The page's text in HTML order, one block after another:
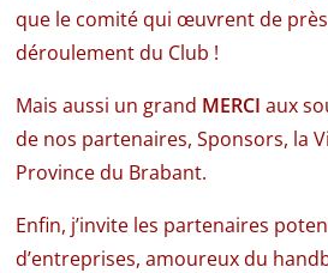
que le comité qui œuvrent de
déroulement du Club !
Mais aussi un grand MERCI aux
de nos partenaires, Sponsors, la
Province du Brabant.
Enfin, j’invite les partenaires
d’entreprises, amoureux du